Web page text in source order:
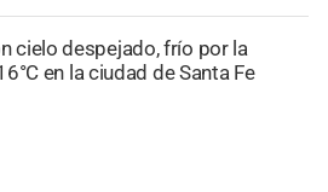
cielo despejado, frío por la
en la ciudad de Santa Fe